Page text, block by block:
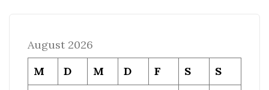
August 2026
M
D M D F S
S